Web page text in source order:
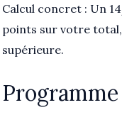
Calcul concret : Un
points sur votre
supérieure.